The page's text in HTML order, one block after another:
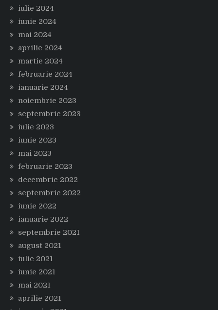
iulie 2024
iunie 2024
mai 2024
aprilie 2024
martie 2024
februarie 2024
ianuarie 2024
noiembrie 2023
septembrie 2023
iulie 2023
iunie 2023
mai 2023
februarie 2023
decembrie 2022
septembrie 2022
iunie 2022
ianuarie 2022
septembrie 2021
august 2021
iulie 2021
iunie 2021
mai 2021
aprilie 2021